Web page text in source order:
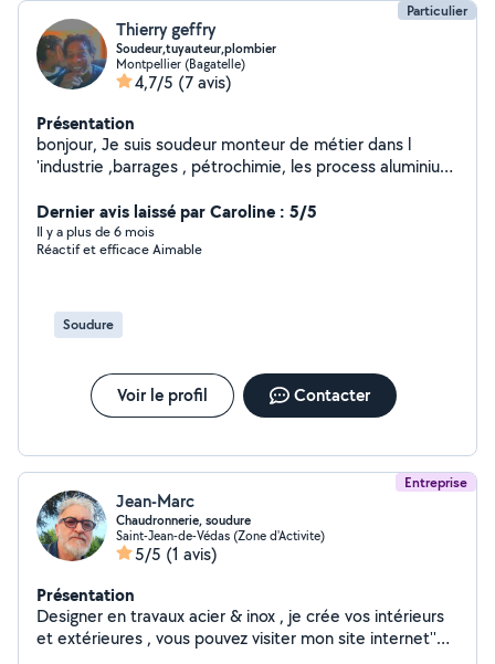
Particulier
Thierry geffry
Soudeur,tuyauteur,plombier
Montpellier (Bagatelle)
4,7/5 (7 avis)
Présentation
bonjour, Je suis soudeur monteur de métier dans l
'industrie ,barrages , pétrochimie, les process aluminium,
Donc vous avez affaire a un pros . Cordialement a tous
Dernier avis laissé par Caroline : 5/5
Il y a plus de 6 mois
Réactif et efficace Aimable
Soudure
Voir le profil Contacter
Entreprise
Jean-Marc
Chaudronnerie, soudure
Saint-Jean-de-Védas (Zone d'Activite)
5/5 (1 avis)
Présentation
Designer en travaux acier & inox , je crée vos intérieurs
et extérieures , vous pouvez visiter mon site internet''